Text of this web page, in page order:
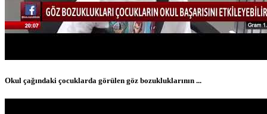
Okul çağındaki çocuklarda görülen göz bozukluklarının ...